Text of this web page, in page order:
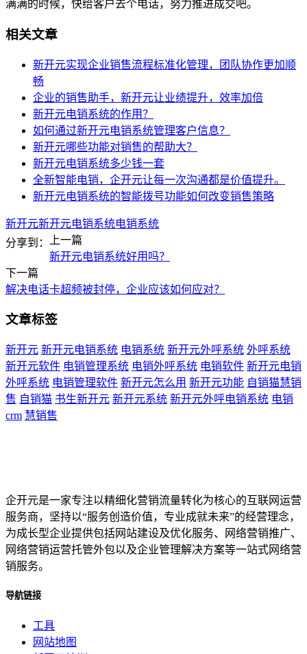
满满的时候，快给客户去个电话，努力推进成交吧。
相关文章
新开元实现企业销售流程标准化管理，团队协作更加顺
畅
企业的销售助手，新开元让业绩提升，效率加倍
新开元电销系统的作用？
如何通过新开元电销系统管理客户信息？
新开元哪些功能对销售的帮助大？
新开元电销系统多少钱一套
全新智能电销，企开元让每一次沟通都是价值提升。
新开元电销系统的智能拨号功能如何改变销售策略
新开元新开元电销系统电销系统
分享到：
上一篇
新开元电销系统好用吗？
下一篇
解决电话卡超频被封停，企业应该如何应对？
文章标签
新开元 新开元电销系统 电销系统 新开元外呼系统 外呼系统
新开元软件 电销管理系统 电销外呼系统 电销软件 新开元电销
外呼系统 电销管理软件 新开元怎么用 新开元功能 自销猫慧销
售 自销猫 书生新开元 新开元系统 新开元外呼电销系统 电销
crm 慧销售
企开元是一家专注以精细化营销流量转化为核心的互联网运营
服务商，坚持以“服务创造价值，专业成就未来”的经营理念，
为成长型企业提供包括网站建设及优化服务、网络营销推广、
网络营销运营托管外包以及企业管理解决方案等一站式网络营
销服务。
导航链接
工具
网站地图